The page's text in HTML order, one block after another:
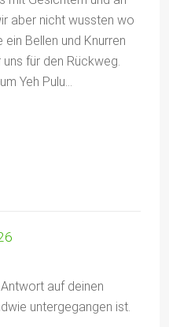
aber nicht wussten wo
Bellen und Knurren
für den Rückweg.
Yeh Pulu…
auf deinen
untergegangen ist.